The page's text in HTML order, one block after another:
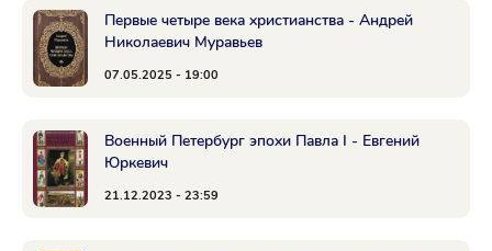
Первые четыре века христианства - Андрей
Николаевич Муравьев
07.05.2025 - 19:00
Военный Петербург эпохи Павла I - Евгений
Юркевич
21.12.2023 - 23:59